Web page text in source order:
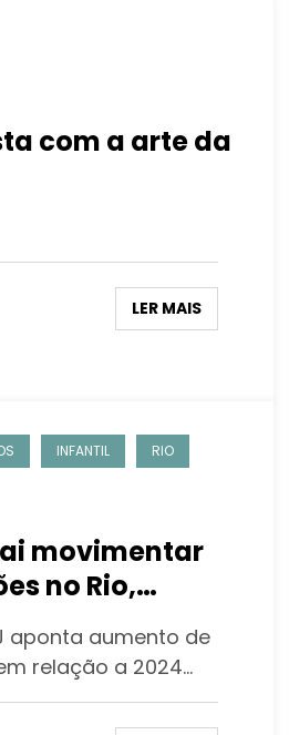
com a arte da
LER MAIS
INFANTIL RIO
movimentar
no Rio,
aponta aumento de
relação a 2024…